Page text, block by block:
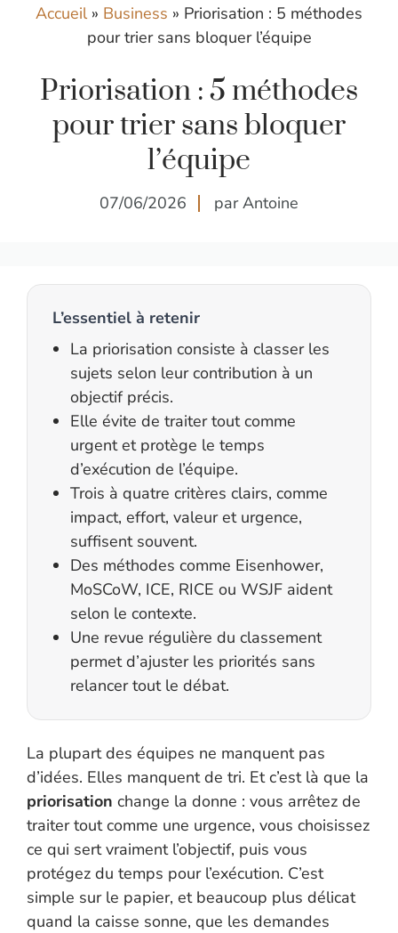
Accueil» Business » Priorisation : 5 méthodes
pour trier sans bloquer l’équipe
Priorisation : 5 méthodes
pour trier sans bloquer
l’équipe
07/06/2026 par Antoine
L’essentiel à retenir
La priorisation consiste à classer les
sujets selon leur contribution à un
objectif précis.
Elle évite de traiter tout comme
urgent et protège le temps
d’exécution de l’équipe.
Trois à quatre critères clairs, comme
impact, effort, valeur et urgence,
suffisent souvent.
Des méthodes comme Eisenhower,
MoSCoW, ICE, RICE ou WSJF aident
selon le contexte.
Une revue régulière du classement
permet d’ajuster les priorités sans
relancer tout le débat.
La plupart des équipes ne manquent pas
d’idées. Elles manquent de tri. Et c’est là que la
priorisation change la donne : vous arrêtez de
traiter tout comme une urgence, vous choisissez
ce qui sert vraiment l’objectif, puis vous
protégez du temps pour l’exécution. C’est
simple sur le papier, et beaucoup plus délicat
quand la caisse sonne, que les demandes